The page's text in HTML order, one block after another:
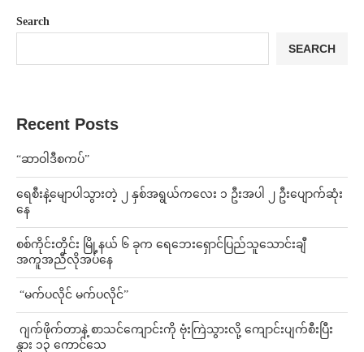
Search
SEARCH
Recent Posts
“ဆာဝါဒီစကပ်”
ရေစီးနဲ့မျောပါသွားတဲ့ ၂ နှစ်အရွယ်ကလေး ၁ ဦးအပါ ၂ ဦးပျောက်ဆုံး
နေ
စစ်ကိုင်းတိုင်း မြို့နယ် ၆ ခုက ရေဘေးရှောင်ပြည်သူသောင်းချီ
အကူအညီလိုအပ်နေ
⁨ ⁨“မက်ပလိုင် မက်ပလိုင်”
⁨⁩ ⁨ဂျက်ဖိုက်တာနဲ့ စာသင်ကျောင်းကို ဗုံးကြဲသွားလို့ ကျောင်းပျက်စီးပြီး
နွား ၁၃ ကောင်သေ